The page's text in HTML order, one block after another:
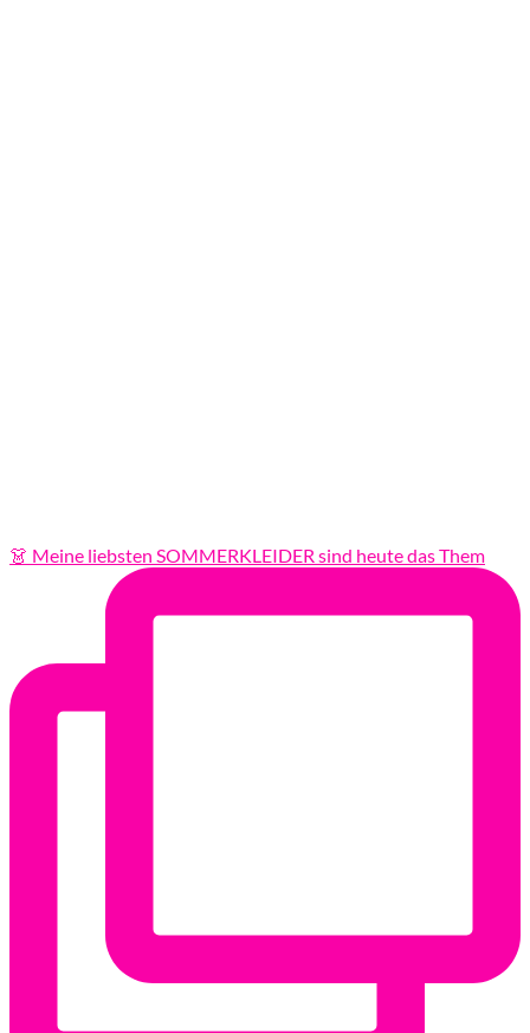
👗 Meine liebsten SOMMERKLEIDER sind heute das Them